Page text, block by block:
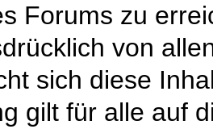
Forums zu
von
sich diese
gilt für alle auf